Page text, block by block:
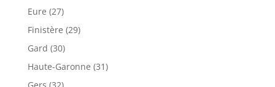
Eure (27)
Finistère (29)
Gard (30)
Haute-Garonne (31)